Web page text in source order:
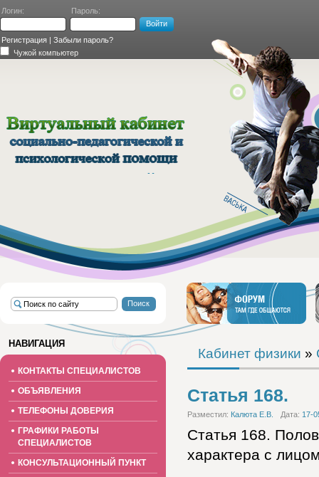
Логин: Пароль:
Регистрация | Забыли пароль?
Чужой компьютер
ПЕДАГОГИЧЕСКОЙ И
ПСИХОЛОГИЧЕСКОЙ
ПОМОЩИ
Кабинет физики »
Статья 168.
Разместил: Калюта Е.В. Дата: 17-
Статья 168.
характера с
НАВИГАЦИЯ
КОНТАКТЫ СПЕЦИАЛИСТОВ
ОБЪЯВЛЕНИЯ
ТЕЛЕФОНЫ ДОВЕРИЯ
ГРАФИКИ РАБОТЫ
СПЕЦИАЛИСТОВ
КОНСУЛЬТАЦИОННЫЙ ПУНКТ